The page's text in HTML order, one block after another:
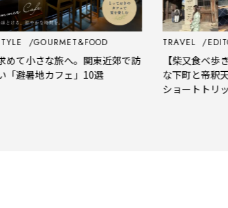
GOURMET&FOOD
小さな旅へ。関東近郊で訪
暑地カフェ」10選
TRAVEL
【柴又食べ歩き
な下町と帝釈天
ショートトリップ